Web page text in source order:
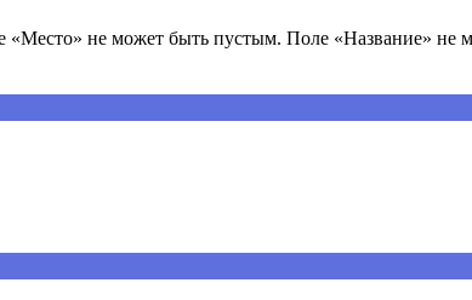
не может быть пустым. Поле «Название»